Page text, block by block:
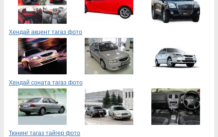
Хендай акцент тагаз фото
Хендай соната тагаз фото
Тюнинг тагаз тайгер фото